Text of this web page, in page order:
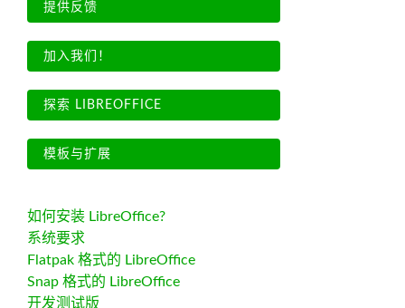
提供反馈
加入我们！
探索 LIBREOFFICE
模板与扩展
如何安装 LibreOffice?
系统要求
Flatpak 格式的 LibreOffice
Snap 格式的 LibreOffice
开发测试版